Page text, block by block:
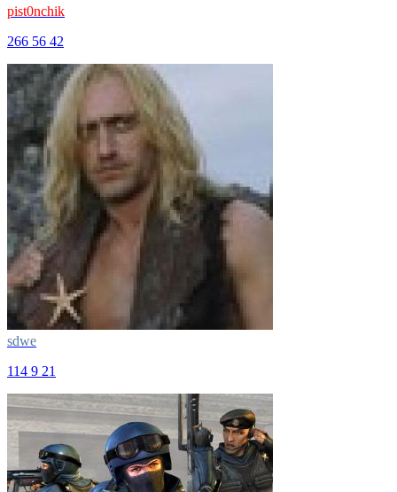
pist0nchik
266 56 42
sdwe
114 9 21